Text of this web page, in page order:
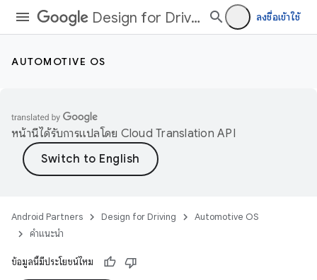
Design for Driving ลงชื่อเข้าใช้
AUTOMOTIVE OS
หน้านี้ได้รับการแปลโดย Cloud Translation API
Android Partners Design for Driving
Automotive OS
คำแนะนำ
ข้อมูลนี้มีประโยชน์ไหม